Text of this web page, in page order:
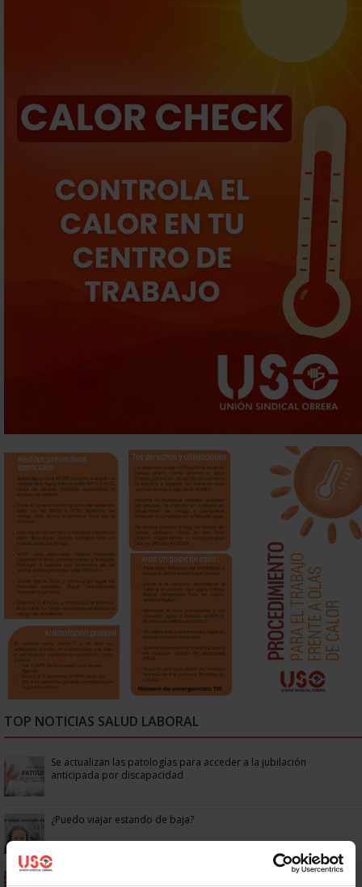
TOP NOTICIAS SALUD LABORAL
Se actualizan las patologías para acceder a la jubilación
anticipada por discapacidad
¿Puedo viajar estando de baja?
USO estrena Calor Check: en 2 minutos sabrás si estás en riesgo